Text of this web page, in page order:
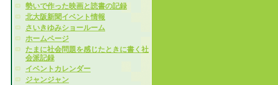
勢いで作った映画と読書の記録
北大阪新聞イベント情報
さいきゆみショールーム
ホームページ
たまに社会問題を感じたときに書く社
会派記録
イベントカレンダー
ジャンジャン